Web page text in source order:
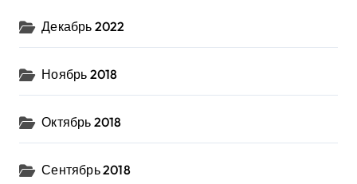
Декабрь 2022
Ноябрь 2018
Октябрь 2018
Сентябрь 2018